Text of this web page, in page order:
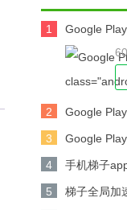
1
Google
[PR]
2
Google
[PR]
3
Google
[PR]
4 手机梯子
5 梯子全局加